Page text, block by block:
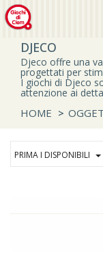
DJECO
Djeco offre una
progettati per
I giochi di Djeco
attenzione ai
HOME >
PRIMA I DISPONIBILI